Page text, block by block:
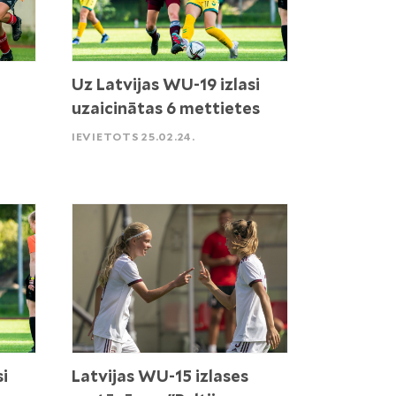
Uz Latvijas WU-19 izlasi
uzaicinātas 6 mettietes
IEVIETOTS 25.02.24.
Latvijas WU-15 izlases